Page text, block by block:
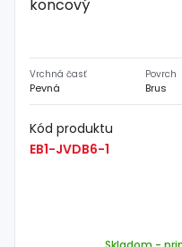
koncový
Vrchná časť
Pevná
Povrch
Brus
Kód produktu
EB1-JVDB6-1